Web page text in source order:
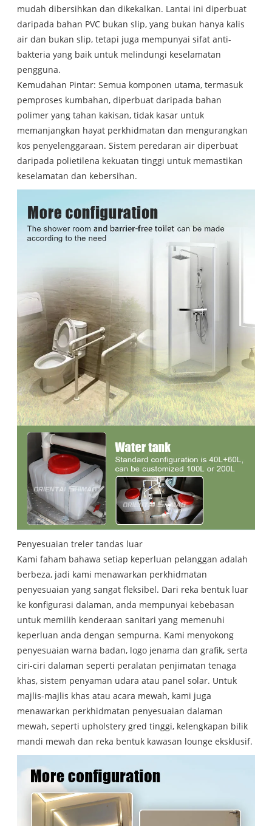
mudah dibersihkan dan dikekalkan. Lantai ini diperbuat
daripada bahan PVC bukan slip, yang bukan hanya kalis
air dan bukan slip, tetapi juga mempunyai sifat anti-
bakteria yang baik untuk melindungi keselamatan
pengguna.
Kemudahan Pintar: Semua komponen utama, termasuk
pemproses kumbahan, diperbuat daripada bahan
polimer yang tahan kakisan, tidak kasar untuk
memanjangkan hayat perkhidmatan dan mengurangkan
kos penyelenggaraan. Sistem peredaran air diperbuat
daripada polietilena kekuatan tinggi untuk memastikan
keselamatan dan kebersihan.
Penyesuaian treler tandas luar
Kami faham bahawa setiap keperluan pelanggan adalah
berbeza, jadi kami menawarkan perkhidmatan
penyesuaian yang sangat fleksibel. Dari reka bentuk luar
ke konfigurasi dalaman, anda mempunyai kebebasan
untuk memilih kenderaan sanitari yang memenuhi
keperluan anda dengan sempurna. Kami menyokong
penyesuaian warna badan, logo jenama dan grafik, serta
ciri-ciri dalaman seperti peralatan penjimatan tenaga
khas, sistem penyaman udara atau panel solar. Untuk
majlis-majlis khas atau acara mewah, kami juga
menawarkan perkhidmatan penyesuaian dalaman
mewah, seperti upholstery gred tinggi, kelengkapan bilik
mandi mewah dan reka bentuk kawasan lounge eksklusif.